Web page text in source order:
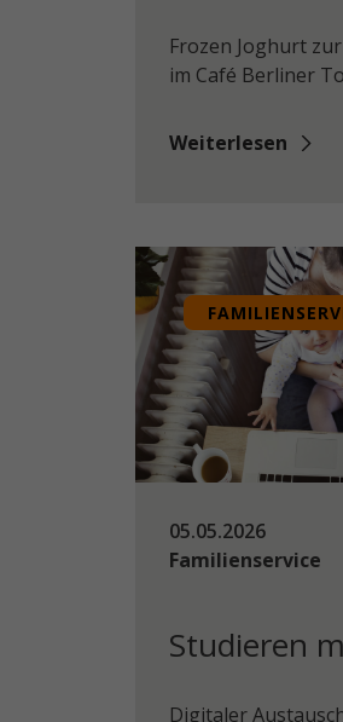
Frozen Joghurt
im Café Berliner
Weiterlesen
05.05.2026
Familienservice
Studieren
Digitaler